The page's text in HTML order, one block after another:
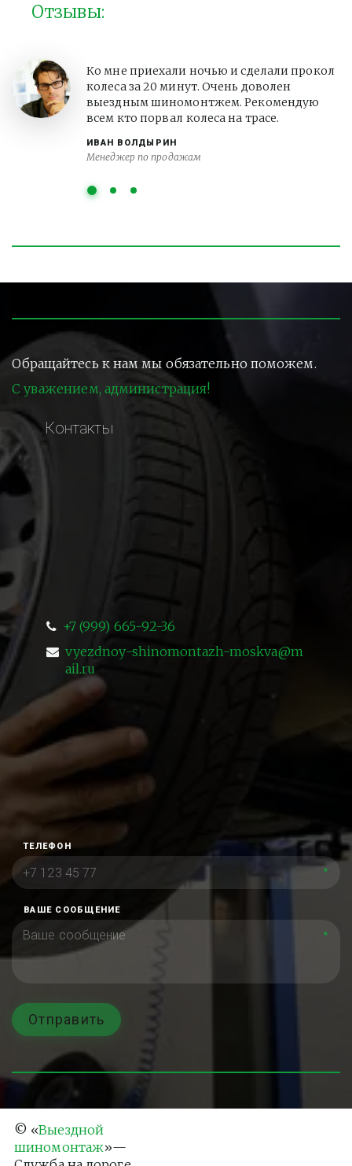
Отзывы:
ИВАН ВОЛДЫРИН
Менеджер по продажам
Ко мне приехали ночью и сделали прокол
колеса за 20 минут. Очень доволен
выездным шиномонтжем. Рекомендую
всем кто порвал колеса на трасе.
Обращайтесь к нам мы обязательно поможем.
С уважением, администрация!
Контакты
+7 (999) 665-92-36
vyezdnoy-shinomontazh-moskva@m
ail.ru
ТЕЛЕФОН
*
ВАШЕ СООБЩЕНИЕ
*
Отправить
© «Выездной
шиномонтаж»—